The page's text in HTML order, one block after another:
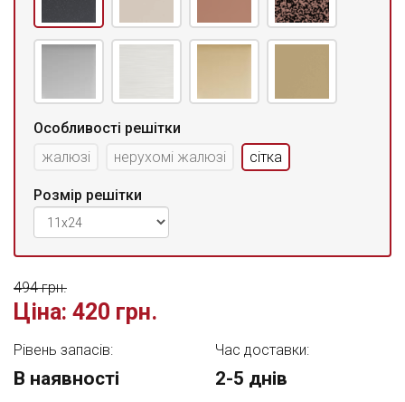
Особливості решітки
жалюзі
нерухомі жалюзі сітка
Розмір решітки
Ціна: 420 грн.
494 грн.
Рівень запасів:
В наявності
Час доставки:
2-5 днів